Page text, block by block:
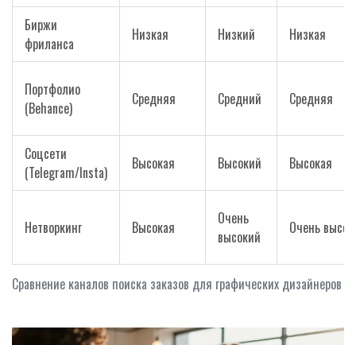
Сравнение каналов поиска заказов для графических дизайнеров
Биржи
фриланса
Низкая Низкий Низкая
Портфолио
(Behance)
Средняя Средний Средняя
Соцсети
(Telegram/Insta)
Высокая Высокий Высокая
Нетворкинг Высокая
Очень
высокий
Очень